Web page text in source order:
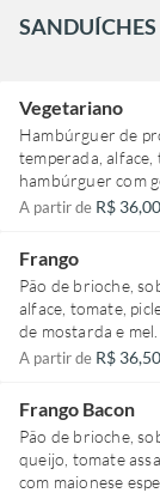
SANDUÍCHES
Vegetariano
Hambúrguer de
temperada,
A partir de R$ 36,00
Frango
Pão de brioche,
alface, tomate,
de mostarda e mel.
A partir de R$ 36,50
Frango Bacon
Pão de brioche,
queijo, tomate
com maionese